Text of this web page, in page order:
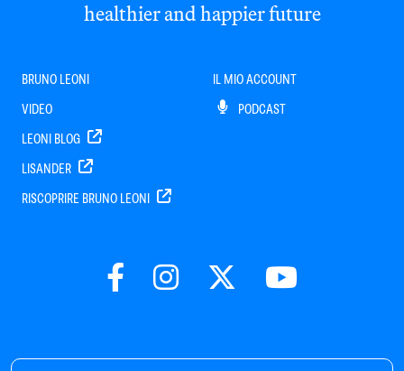
healthier and happier future
BRUNO LEONI
VIDEO
LEONI BLOG
LISANDER
RISCOPRIRE BRUNO LEONI
IL MIO ACCOUNT
PODCAST